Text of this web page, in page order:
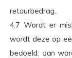
retourbedrag.
4.7 Wordt er
wordt deze op
bedoeld, dan